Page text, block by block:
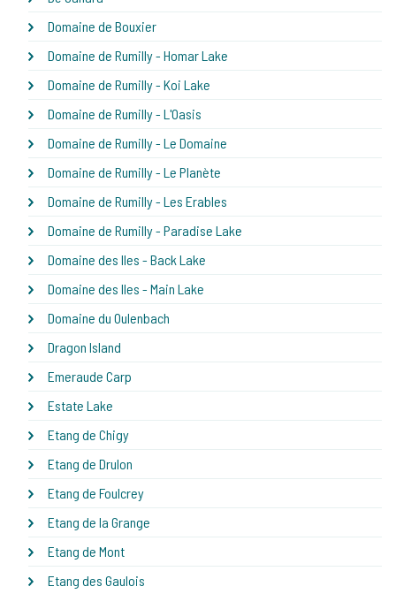
Domaine de Bouxier
Domaine de Rumilly - Homar Lake
Domaine de Rumilly - Koi Lake
Domaine de Rumilly - L'Oasis
Domaine de Rumilly - Le Domaine
Domaine de Rumilly - Le Planète
Domaine de Rumilly - Les Erables
Domaine de Rumilly - Paradise Lake
Domaine des Iles - Back Lake
Domaine des Iles - Main Lake
Domaine du Oulenbach
Dragon Island
Emeraude Carp
Estate Lake
Etang de Chigy
Etang de Drulon
Etang de Foulcrey
Etang de la Grange
Etang de Mont
Etang des Gaulois